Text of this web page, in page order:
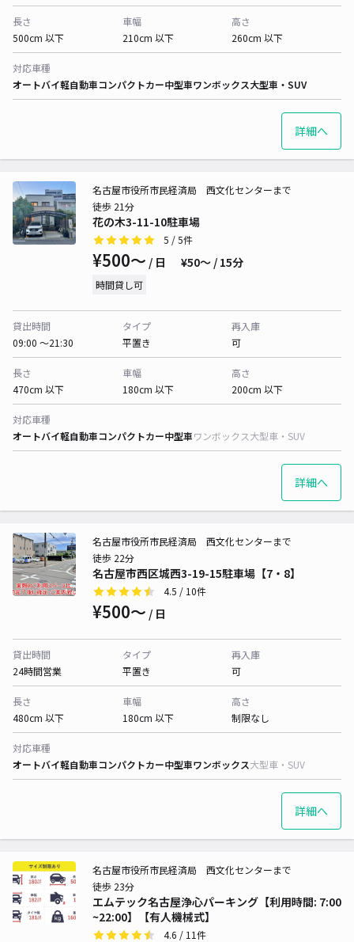
長さ
500cm 以下
車幅
210cm 以下
高さ
260cm 以下
対応車種
オートバイ軽自動車コンパクトカー中型車ワンボックス大型車・SUV
詳細へ
花の木3-11-10駐車場
名古屋市役所市民経済局 西文化センターまで
徒歩 21分
5 / 5件
¥500〜 / 日 ¥50〜 / 15分
時間貸し可
貸出時間
09:00 〜21:30
タイプ
平置き
再入庫
可
長さ
470cm 以下
車幅
180cm 以下
高さ
200cm 以下
対応車種
オートバイ軽自動車コンパクトカー中型車ワンボックス大型車・SUV
詳細へ
名古屋市西区城西3-19-15駐車場【7・8】
名古屋市役所市民経済局 西文化センターまで
徒歩 22分
4.5 / 10件
¥500〜 / 日
貸出時間
24時間営業
タイプ
平置き
再入庫
可
長さ
480cm 以下
車幅
180cm 以下
高さ
制限なし
対応車種
オートバイ軽自動車コンパクトカー中型車ワンボックス大型車・SUV
詳細へ
エムテック名古屋浄心パーキング【利用時間: 7:00
~22:00】【有人機械式】
名古屋市役所市民経済局 西文化センターまで
徒歩 23分
4.6 / 11件